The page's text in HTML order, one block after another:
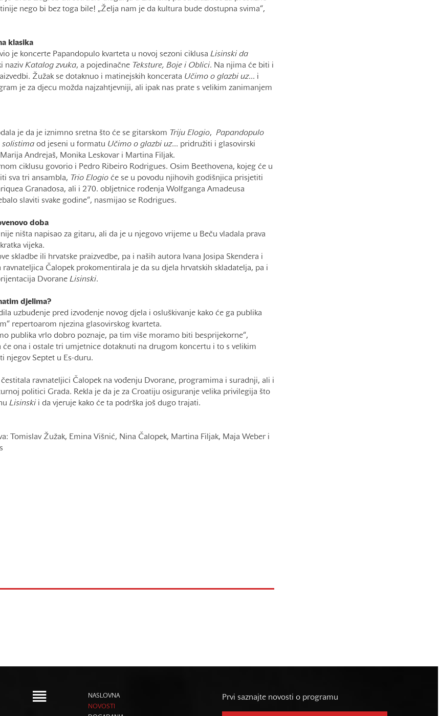
nego bi bez toga bile! „Želja nam je da kultura bude dostupna svima“,
klasika
je koncerte Papandopulo kvarteta u novoj sezoni ciklusa Lisinski da
naziv Katalog zvuka, a pojedinačne Teksture, Boje i Oblici. Na njima će biti i
Žužak se dotaknuo i matinejskih koncerata Učimo o glazbi uz... i
je za djecu možda najzahtjevniji, ali ipak nas prate s velikim zanimanjem
je da je iznimno sretna što će se gitarskom Triju Elogio, Papandopulo
solistima od jeseni u formatu Učimo o glazbi uz... pridružiti i glasovirski
Andrejaš, Monika Leskovar i Martina Filjak.
ciklusu govorio i Pedro Ribeiro Rodrigues. Osim Beethovena, kojeg će u
sva tri ansambla, Trio Elogio će se u povodu njihovih godišnjica prisjetiti
Granadosa, ali i 270. obljetnice rođenja Wolfganga Amadeusa
slaviti svake godine“, nasmijao se Rodrigues.
doba
ništa napisao za gitaru, ali da je u njegovo vrijeme u Beču vladala prava
vijeka.
skladbe ili hrvatske praizvedbe, pa i naših autora Ivana Josipa Skendera i
Čalopek prokomentirala je da su djela hrvatskih skladatelja, pa i
Dvorane Lisinski.
djelima?
uzbuđenje pred izvođenje novog djela i osluškivanje kako će ga publika
repertoarom njezina glasovirskog kvarteta.
publika vrlo dobro poznaje, pa tim više moramo biti besprijekorne“,
će ona i ostale tri umjetnice dotaknuti na drugom koncertu i to s velikim
njegov Septet u Es-duru.
ravnateljici Čalopek na vođenju Dvorane, programima i suradnji, ali i
politici Grada. Rekla je da je za Croatiju osiguranje velika privilegija što
Lisinski i da vjeruje kako će ta podrška još dugo trajati.
Tomislav Žužak, Emina Višnić, Nina Čalopek, Martina Filjak, Maja Weber i
NASLOVNA
NOVOSTI
Prvi saznajte novosti o programu